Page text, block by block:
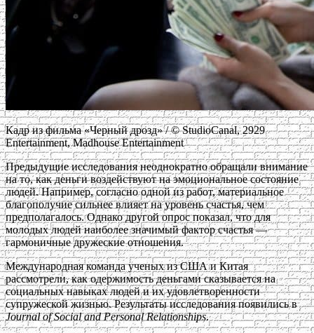
Кадр из фильма «Черный дрозд» / © StudioCanal, 2929
Entertainment, Madhouse Entertainment
Предыдущие исследования неоднократно обращали внимание
на то, как деньги воздействуют на эмоциональное состояние
людей. Например, согласно одной из работ, материальное
благополучие сильнее влияет на уровень счастья, чем
предполагалось. Однако другой опрос показал, что для
молодых людей наиболее значимый фактор счастья —
гармоничные дружеские отношения.
Международная команда ученых из США и Китая
рассмотрели, как одержимость деньгами сказывается на
социальных навыках людей и их удовлетворенности
супружеской жизнью. Результаты исследования появились в
Journal of Social and Personal Relationships.